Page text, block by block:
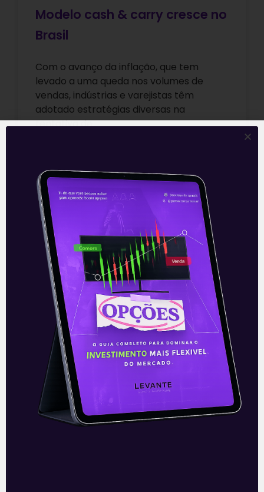
Modelo cash & carry cresce no
Brasil
Com o avanço da inflação, que tem
levado a uma queda nos volumes de
vendas, indústrias e varejistas têm
adotado estratégias diversas na
tentativa de
30/12/2021
E EU COM ISSO
Novo spin-off do GPA
Vem sendo veiculado no mercado a
possibilidade do GPA (PCAR3) realizar